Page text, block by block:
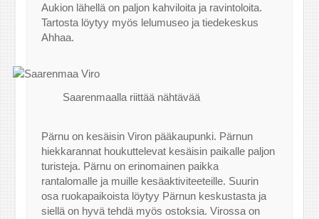
Aukion lähellä on paljon kahviloita ja ravintoloita.
Tartosta löytyy myös lelumuseo ja tiedekeskus
Ahhaa.
Saarenmaalla riittää nähtävää
Pärnu on kesäisin Viron pääkaupunki. Pärnun
hiekkarannat houkuttelevat kesäisin paikalle paljon
turisteja. Pärnu on erinomainen paikka
rantalomalle ja muille kesäaktiviteeteille. Suurin
osa ruokapaikoista löytyy Pärnun keskustasta ja
siellä on hyvä tehdä myös ostoksia. Virossa on